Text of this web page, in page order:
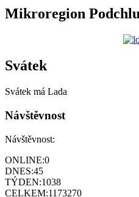
Mikroregion
Svátek
Svátek má Lada
Návštěvnost
Návštěvnost:
ONLINE:0
DNES:45
TÝDEN:1038
CELKEM:1173270